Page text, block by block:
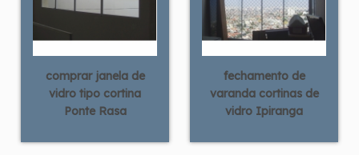
comprar janela de
vidro tipo cortina
Ponte Rasa
fechamento de
varanda cortinas de
vidro Ipiranga